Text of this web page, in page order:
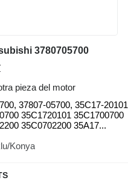
3780705700
pieza del motor
37807-05700, 35C17-20101
35C1720101 35C1700700
35C0702200 35A17...
Konya